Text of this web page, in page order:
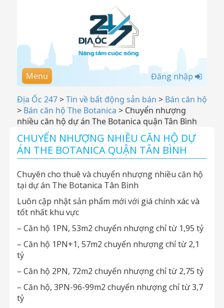
Menu Đăng nhập
Địa Ốc 247>Tin về bất động sản bán > Bán căn hộ
> Bán căn hộ The Botanica > Chuyển nhượng
nhiều căn hộ dự án The Botanica quận Tân Bình
CHUYỂN NHƯỢNG NHIỀU CĂN HỘ DỰ
ÁN THE BOTANICA QUẬN TÂN BÌNH
Chuyên cho thuê và chuyển nhượng nhiều căn hộ
tại dự án The Botanica Tân Bình
Luôn cập nhật sản phẩm mới với giá chính xác và
tốt nhất khu vực
– Căn hộ 1PN, 53m2 chuyển nhượng chỉ từ 1,95 tỷ
– Căn hộ 1PN+1, 57m2 chuyển nhượng chỉ từ 2,1
tỷ
– Căn hộ 2PN, 72m2 chuyển nhượng chỉ từ 2,75 tỷ
– Căn hộ, 3PN-96-99m2 chuyển nhượng chỉ từ 3,7
tỷ